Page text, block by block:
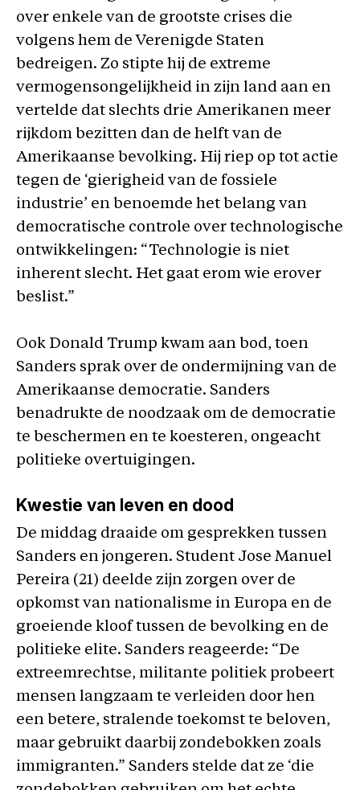
over enkele van de grootste crises die
volgens hem de Verenigde Staten
bedreigen. Zo stipte hij de extreme
vermogensongelijkheid in zijn land aan en
vertelde dat slechts drie Amerikanen meer
rijkdom bezitten dan de helft van de
Amerikaanse bevolking. Hij riep op tot actie
tegen de ‘gierigheid van de fossiele
industrie’ en benoemde het belang van
democratische controle over technologische
ontwikkelingen: “Technologie is niet
inherent slecht. Het gaat erom wie erover
beslist.”
Ook Donald Trump kwam aan bod, toen
Sanders sprak over de ondermijning van de
Amerikaanse democratie. Sanders
benadrukte de noodzaak om de democratie
te beschermen en te koesteren, ongeacht
politieke overtuigingen.
Kwestie van leven en dood
De middag draaide om gesprekken tussen
Sanders en jongeren. Student Jose Manuel
Pereira (21) deelde zijn zorgen over de
opkomst van nationalisme in Europa en de
groeiende kloof tussen de bevolking en de
politieke elite. Sanders reageerde: “De
extreemrechtse, militante politiek probeert
mensen langzaam te verleiden door hen
een betere, stralende toekomst te beloven,
maar gebruikt daarbij zondebokken zoals
immigranten.” Sanders stelde dat ze ‘die